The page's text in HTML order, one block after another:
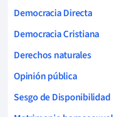
Democracia Directa
Democracia Cristiana
Derechos naturales
Opinión pública
Sesgo de Disponibilidad